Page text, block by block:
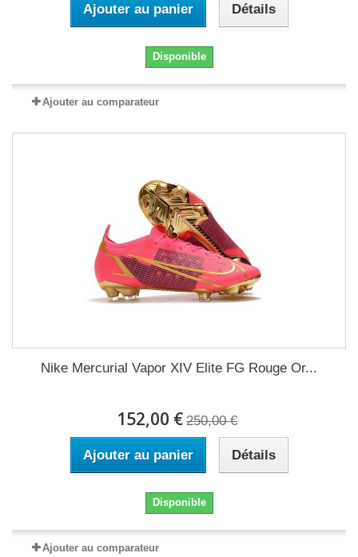
Ajouter au panier Détails
Disponible
Ajouter au comparateur
Nike Mercurial Vapor XIV Elite FG Rouge Or...
152,00 € 250,00 €
Ajouter au panier Détails
Disponible
Ajouter au comparateur